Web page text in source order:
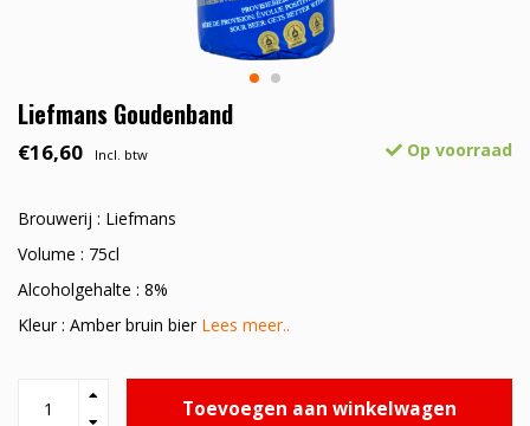
Liefmans Goudenband
€16,60 Incl. btw Op voorraad
Brouwerij : Liefmans
Volume : 75cl
Alcoholgehalte : 8%
Kleur : Amber bruin bier Lees meer..
Toevoegen aan winkelwagen